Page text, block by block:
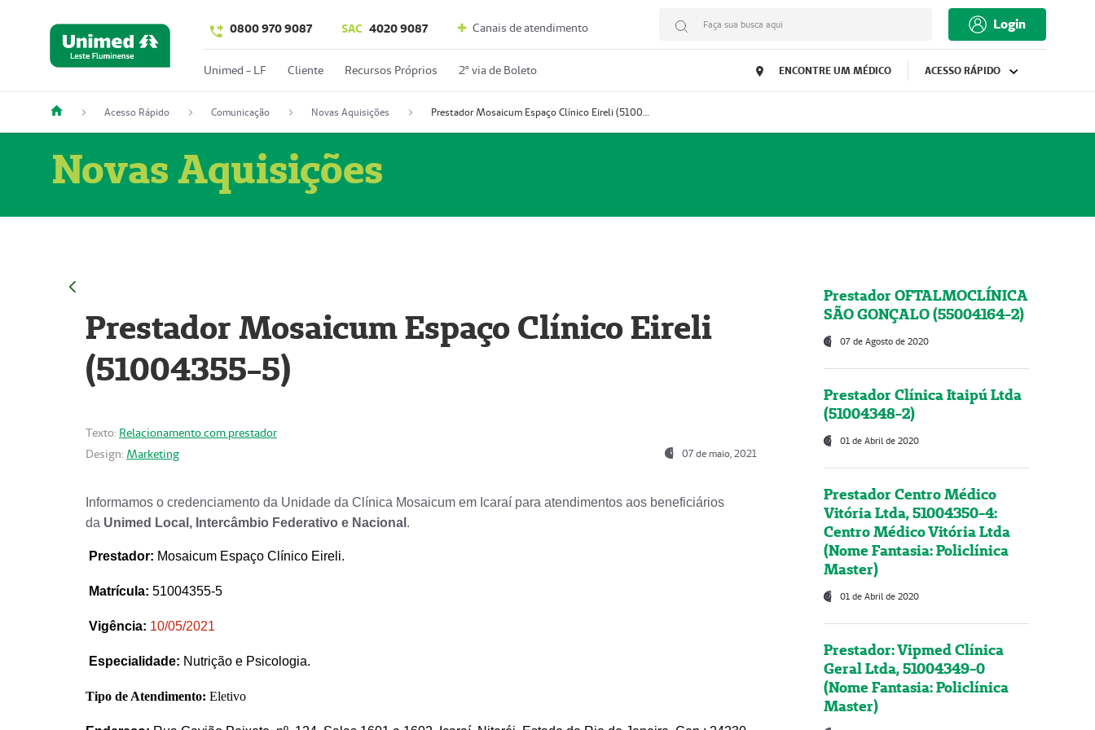
0800 970 9087 SAC 4020 9087 Canais de atendimento Faça sua busca aqui Login
Unimed - LF Cliente Recursos Próprios 2º via de Boleto ENCONTRE UM MÉDICO ACESSO RÁPIDO
Acesso Rápido Comunicação Novas Aquisições Prestador Mosaicum Espaço Clínico Eireli (51004355-5)
Novas Aquisições
Prestador Mosaicum Espaço Clínico Eireli
(51004355-5)
Texto: Relacionamento com prestador
Design: Marketing 07 de maio, 2021
Informamos o credenciamento da Unidade da Clínica Mosaicum em Icaraí para atendimentos aos beneficiários
da Unimed Local, Intercâmbio Federativo e Nacional .
Prestador: Mosaicum Espaço Clínico Eireli.
Matrícula: 51004355-5
Vigência: 10/05/2021
Especialidade: Nutrição e Psicologia.
Tipo de Atendimento: Eletivo
Prestador OFTALMOCLÍNICA
SÃO GONÇALO (55004164-2)
07 de Agosto de 2020
Prestador Clínica Itaipú Ltda
(51004348-2)
01 de Abril de 2020
Prestador Centro Médico
Vitória Ltda, 51004350-4:
Centro Médico Vitória Ltda
(Nome Fantasia: Policlínica
Master)
01 de Abril de 2020
Prestador: Vipmed Clínica
Geral Ltda, 51004349-0
(Nome Fantasia: Policlínica
Master)